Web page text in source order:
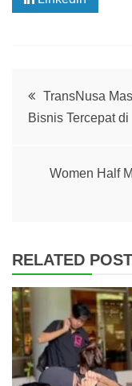
Post
navigation
TransNusa
Bisnis Tercepat
Women Half
RELATED